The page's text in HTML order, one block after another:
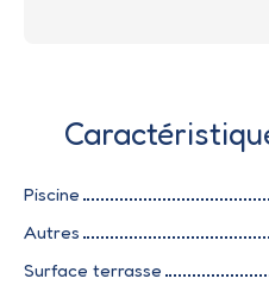
Piscine
Autres
Surface terrasse